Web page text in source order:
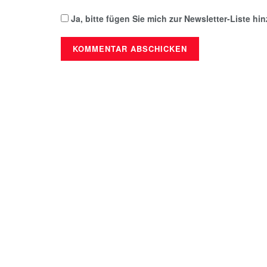
Ja, bitte fügen Sie mich zur Newsletter-Liste